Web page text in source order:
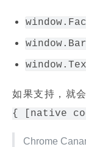
如果支持，就
{ [native
Chrome